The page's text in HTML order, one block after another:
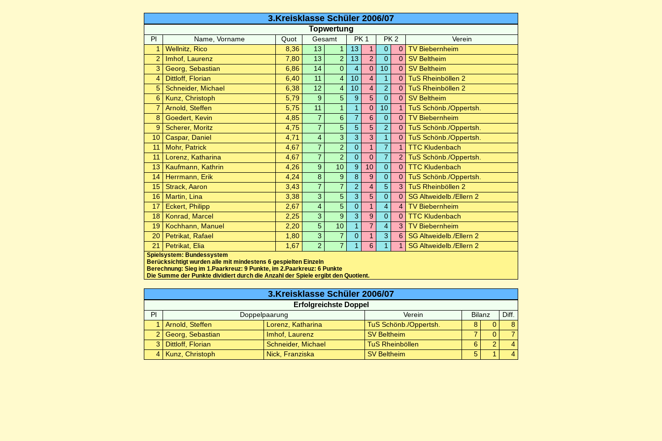
3.Kreisklasse Schüler 2006/07
Topwertung
Pl Name, Vorname Quot Gesamt PK 1 PK 2
Verein
1
Wellnitz, Rico 8,36 13 1 13 1 0 0
TV Biebernheim
2
Imhof, Laurenz 7,80 13 2 13 2 0 0
SV Beltheim
3
Georg, Sebastian 6,86 14 0 4 0 10 0
SV Beltheim
4
Dittloff, Florian 6,40 11 4 10 4 1 0
TuS Rheinböllen 2
5
Schneider, Michael 6,38 12 4 10 4 2 0
TuS Rheinböllen 2
6
Kunz, Christoph 5,79 9 5 9 5 0 0
SV Beltheim
7
Arnold, Steffen 5,75 11 1 1 0 10 1
TuS Schönb./Oppertsh.
8
Goedert, Kevin 4,85 7 6 7 6 0 0
TV Biebernheim
9
Scherer, Moritz 4,75 7 5 5 5 2 0
TuS Schönb./Oppertsh.
10
Caspar, Daniel 4,71 4 3 3 3 1 0
TuS Schönb./Oppertsh.
11
Mohr, Patrick 4,67 7 2 0 1 7 1
TTC Kludenbach
11
Lorenz, Katharina 4,67 7 2 0 0 7 2
TuS Schönb./Oppertsh.
13
Kaufmann, Kathrin 4,26 9 10 9 10 0 0
TTC Kludenbach
14
Herrmann, Erik 4,24 8 9 8 9 0 0
TuS Schönb./Oppertsh.
15
Strack, Aaron 3,43 7 7 2 4 5 3
TuS Rheinböllen 2
16
Martin, Lina 3,38 3 5 3 5 0 0
SG Altweidelb./Ellern 2
17
Eckert, Philipp 2,67 4 5 0 1 4 4
TV Biebernheim
18
Konrad, Marcel 2,25 3 9 3 9 0 0
TTC Kludenbach
19
Kochhann, Manuel 2,20 5 10 1 7 4 3
TV Biebernheim
20
Petrikat, Rafael 1,80 3 7 0 1 3 6
SG Altweidelb./Ellern 2
21
Petrikat, Elia 1,67 2 7 1 6 1 1 SG Altweidelb./Ellern 2
Spielsystem: Bundessystem
Berücksichtigt wurden alle mit mindestens 6 gespielten Einzeln
Berechnung: Sieg im 1.Paarkreuz: 9 Punkte, im 2.Paarkreuz: 6 Punkte
Die Summe der Punkte dividiert durch die Anzahl der Spiele ergibt den Quotient.
3.Kreisklasse Schüler 2006/07
Erfolgreichste Doppel
Pl Doppelpaarung Verein Bilanz
Diff.
1
Arnold, Steffen Lorenz, Katharina TuS Schönb./Oppertsh. 8 0
8
2
Georg, Sebastian Imhof, Laurenz SV Beltheim 7 0
7
3
Dittloff, Florian Schneider, Michael TuS Rheinböllen 6 2
4
4
Kunz, Christoph Nick, Franziska SV Beltheim 5 1 4